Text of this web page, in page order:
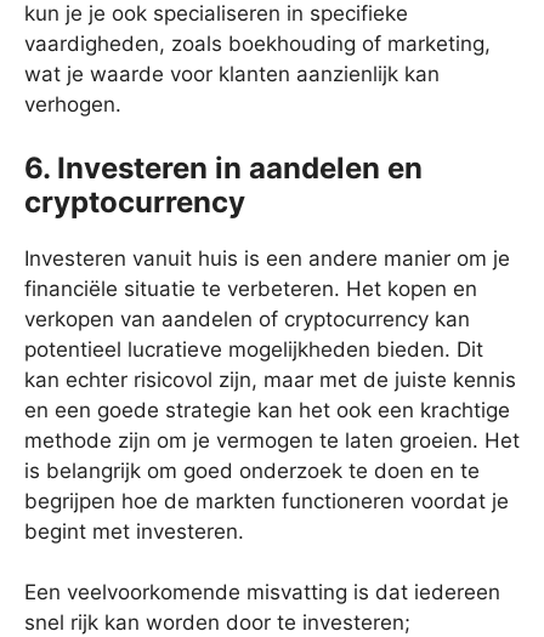
kun je je ook specialiseren in specifieke
vaardigheden, zoals boekhouding of marketing,
wat je waarde voor klanten aanzienlijk kan
verhogen.
6. Investeren in aandelen en
cryptocurrency
Investeren vanuit huis is een andere manier om je
financiële situatie te verbeteren. Het kopen en
verkopen van aandelen of cryptocurrency kan
potentieel lucratieve mogelijkheden bieden. Dit
kan echter risicovol zijn, maar met de juiste kennis
en een goede strategie kan het ook een krachtige
methode zijn om je vermogen te laten groeien. Het
is belangrijk om goed onderzoek te doen en te
begrijpen hoe de markten functioneren voordat je
begint met investeren.
Een veelvoorkomende misvatting is dat iedereen
snel rijk kan worden door te investeren;